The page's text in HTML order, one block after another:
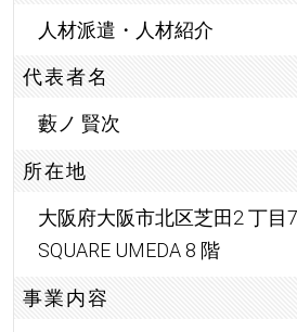
人材派遣・人材紹介
代表者名
藪ノ 賢次
所在地
大阪府大阪市北区芝田2 丁目
SQUARE UMEDA 8 階
事業内容